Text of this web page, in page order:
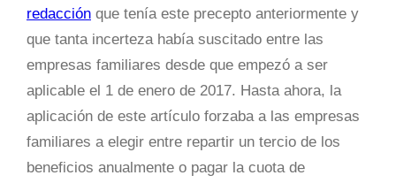
redacción que tenía este precepto anteriormente y
que tanta incerteza había suscitado entre las
empresas familiares desde que empezó a ser
aplicable el 1 de enero de 2017. Hasta ahora, la
aplicación de este artículo forzaba a las empresas
familiares a elegir entre repartir un tercio de los
beneficios anualmente o pagar la cuota de